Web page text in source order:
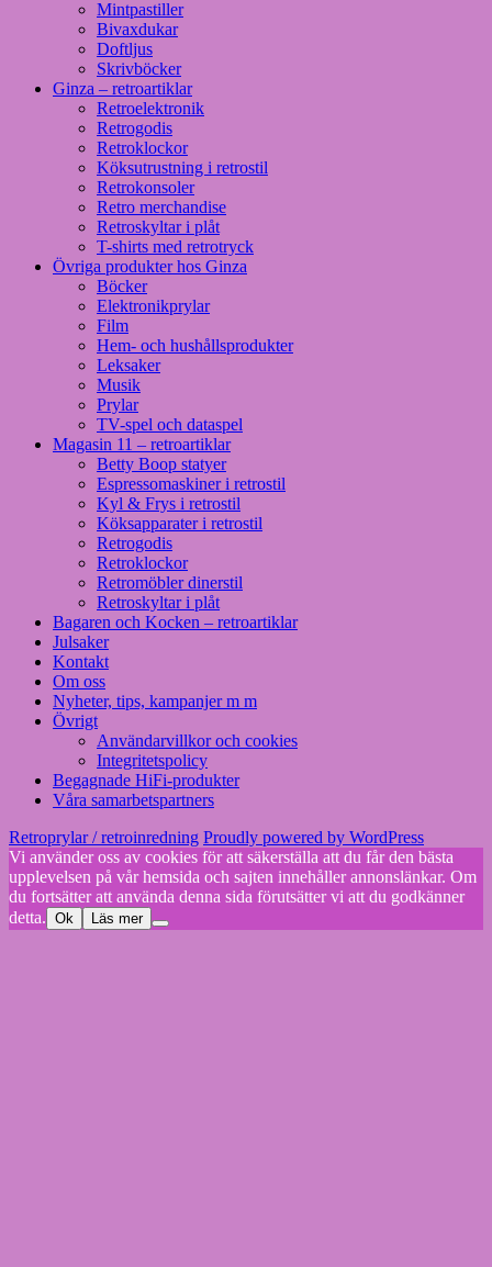
Mintpastiller
Bivaxdukar
Doftljus
Skrivböcker
Ginza – retroartiklar
Retroelektronik
Retrogodis
Retroklockor
Köksutrustning i retrostil
Retrokonsoler
Retro merchandise
Retroskyltar i plåt
T-shirts med retrotryck
Övriga produkter hos Ginza
Böcker
Elektronikprylar
Film
Hem- och hushållsprodukter
Leksaker
Musik
Prylar
TV-spel och dataspel
Magasin 11 – retroartiklar
Betty Boop statyer
Espressomaskiner i retrostil
Kyl & Frys i retrostil
Köksapparater i retrostil
Retrogodis
Retroklockor
Retromöbler dinerstil
Retroskyltar i plåt
Bagaren och Kocken – retroartiklar
Julsaker
Kontakt
Om oss
Nyheter, tips, kampanjer m m
Övrigt
Användarvillkor och cookies
Integritetspolicy
Begagnade HiFi-produkter
Våra samarbetspartners
Retroprylar / retroinredning Proudly powered by WordPress
Vi använder oss av cookies för att säkerställa att du får den bästa
upplevelsen på vår hemsida och sajten innehåller annonslänkar. Om
du fortsätter att använda denna sida förutsätter vi att du godkänner
detta. Ok Läs mer